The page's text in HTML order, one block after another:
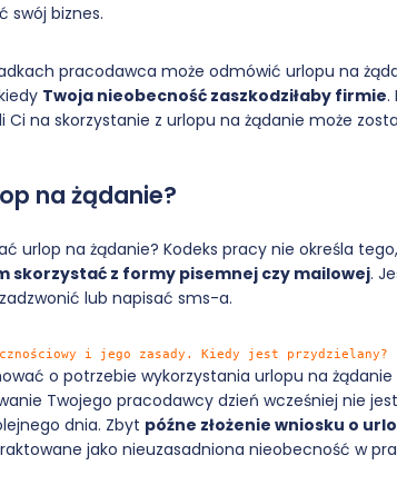
swój biznes.
pracodawca może odmówić urlopu na
Twoja nieobecność zaszkodziłaby firmie.
Ci na skorzystanie z urlopu na żądanie może
na żądanie?
urlop na żądanie? Kodeks pracy nie określa
skorzystać z formy pisemnej czy mailowej.
lub napisać sms-a.
i jego zasady. Kiedy jest przydzielany?
o potrzebie wykorzystania urlopu na żądanie
Twojego pracodawcy dzień wcześniej nie
dnia. Zbyt późne złożenie wniosku o
jako nieuzasadniona nieobecność w